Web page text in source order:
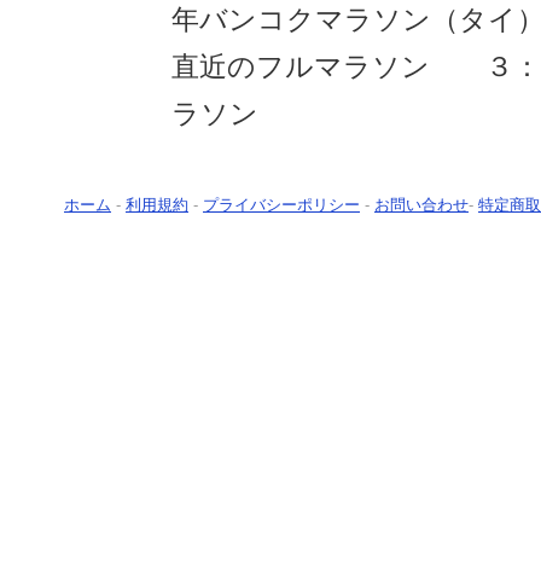
年バンコクマラソン（タイ
直近のフルマラソン ３
ラソン
ホーム - 利用規約 - プライバシーポリシー - お問い合わせ- 特定商